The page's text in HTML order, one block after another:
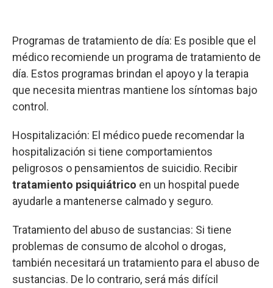
Programas de tratamiento de día: Es posible que el
médico recomiende un programa de tratamiento de
día. Estos programas brindan el apoyo y la terapia
que necesita mientras mantiene los síntomas bajo
control.
Hospitalización: El médico puede recomendar la
hospitalización si tiene comportamientos
peligrosos o pensamientos de suicidio. Recibir
tratamiento psiquiátrico en un hospital puede
ayudarle a mantenerse calmado y seguro.
Tratamiento del abuso de sustancias: Si tiene
problemas de consumo de alcohol o drogas,
también necesitará un tratamiento para el abuso de
sustancias. De lo contrario, será más difícil